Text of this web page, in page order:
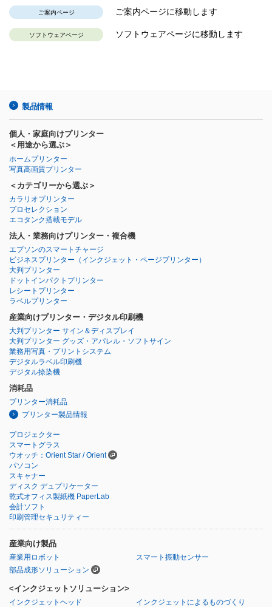
ご案内ページ ご案内ページに移動します
ソフトウェアページ ソフトウェアページに移動します
製品情報
個人・家庭向けプリンター
＜用途から選ぶ＞
ホームプリンター
写真高画質プリンター
＜カテゴリーから選ぶ＞
カラリオプリンター
プロセレクション
エコタンク搭載モデル
法人・業務向けプリンター・複合機
エプソンのスマートチャージ
ビジネスプリンター （インクジェット・ページプリンター）
大判プリンター
ドットインパクトプリンター
レシートプリンター
ラベルプリンター
産業向けプリンター・デジタル印刷機
大判プリンター サイン＆ディスプレイ
大判プリンター グッズ・アパレル・ソフトサイン
業務用写真・プリントシステム
デジタルラベル印刷機
デジタル捺染機
消耗品
プリンター消耗品
プリンター製品情報
プロジェクター
スマートグラス
ウオッチ：Orient Star / Orient
パソコン
スキャナー
ディスク デュプリケーター
乾式オフィス製紙機 PaperLab
会計ソフト
印刷管理セキュリティー
産業向け製品
産業用ロボット
スマート振動センサー
部品成形ソリューション
<インクジェットソリューション>
インクジェットヘッド インクジェットによるものづくり